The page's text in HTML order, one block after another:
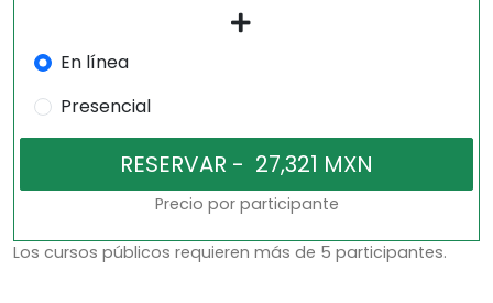
En línea
Presencial
Precio por participante
Los cursos públicos requieren más de 5 participantes.